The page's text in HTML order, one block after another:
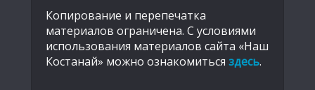
Копирование и перепечатка
материалов ограничена. С условиями
использования материалов сайта «Наш
Костанай» можно ознакомиться здесь.